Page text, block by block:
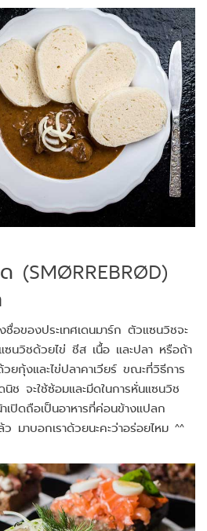
(SMØRREBRØD)
อของประเทศเดนมาร์ก ตัวแซนวิชจะ
แซนวิชด้วยไข่ ชีส เนื้อ และปลา หรือถ้า
วยกุ้งและไข่ปลาคาเวียร์ ขณะที่วิธีการ
ช จะใช้ซ้อมและมีดในการหั่นแซนวิช
ปิดถือเป็นอาหารที่ค่อนข้างแปลก
มาบอกเราด้วยนะคะว่าอร่อยไหม ^^